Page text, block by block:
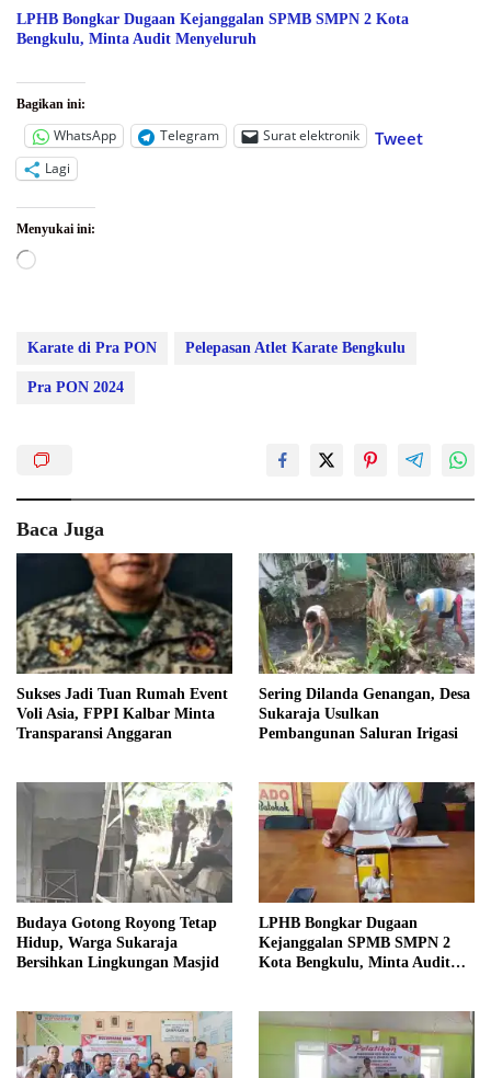
LPHB Bongkar Dugaan Kejanggalan SPMB SMPN 2 Kota
Bengkulu, Minta Audit Menyeluruh
Bagikan ini:
WhatsApp Telegram Surat elektronik Tweet
Lagi
Menyukai ini:
Memuat...
Karate di Pra PON Pelepasan Atlet Karate Bengkulu
Pra PON 2024
Baca Juga
Sukses Jadi Tuan Rumah Event
Voli Asia, FPPI Kalbar Minta
Transparansi Anggaran
Sering Dilanda Genangan, Desa
Sukaraja Usulkan
Pembangunan Saluran Irigasi
Budaya Gotong Royong Tetap
Hidup, Warga Sukaraja
Bersihkan Lingkungan Masjid
LPHB Bongkar Dugaan
Kejanggalan SPMB SMPN 2
Kota Bengkulu, Minta Audit